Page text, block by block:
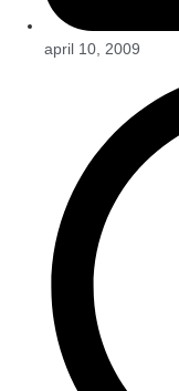
april 10, 2009